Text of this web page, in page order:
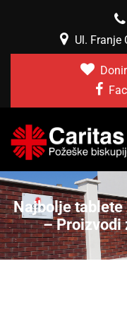
Ul. Franje
Najbolje tablete
– Proizvodi